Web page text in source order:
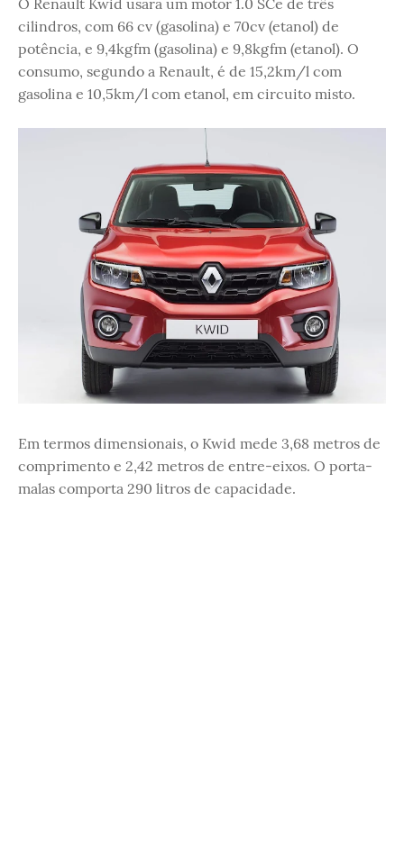
cilindros, com 66 cv (gasolina) e 70cv (etanol) de
potência, e 9,4kgfm (gasolina) e 9,8kgfm (etanol). O
consumo, segundo a Renault, é de 15,2km/l com
gasolina e 10,5km/l com etanol, em circuito misto.
Em termos dimensionais, o Kwid mede 3,68 metros de
comprimento e 2,42 metros de entre-eixos. O porta-
malas comporta 290 litros de capacidade.